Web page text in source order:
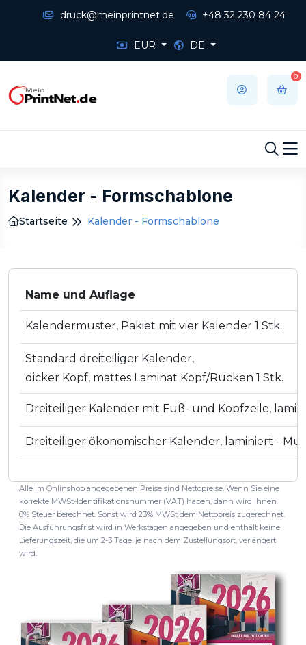
druck@meinprintnet.de +48 32 230 84 24
EUR DE
0
Kalender - Formschablone
Startseite Kalender - Formschablone
Name und Auflage
Kalendermuster, Pakiet mit vier Kalender 1 Stk.
Standard dreiteiliger Kalender,
dicker Kopf, mattes Laminat Kopf/Rücken 1 Stk.
Dreiteiliger Kalender mit Fuß- und Kopfzeile,
Dreiteiliger ökonomischer Kalender, laminiert -
Alle im Onlinshop angegebenen Preise sind Nettopreise. Wenn Sie eine
korrekte MWSt-Identifikationsnummer (VAT) haben, dann wird Ihnen
0% Steuer berechnet. Sonst wird 23% MWSt dem Nettopreis zugerechnet.
Die Ausführungsfrist wird in Werkstagen angegeben und enthält keine
Lieferungszeit, die um 2-3 Tage, je nach dem Zustellungsort, verlängert
wird.